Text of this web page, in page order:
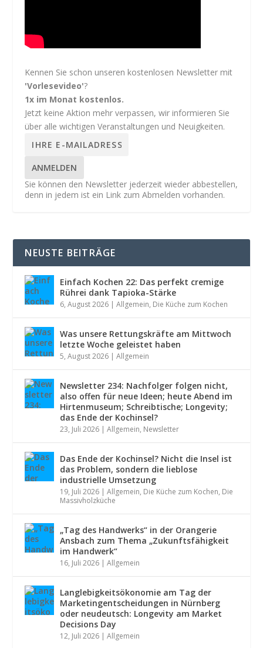
Kennen Sie schon unseren kostenlosen Newsletter mit
'Vorlesevideo'?
1x im Monat kostenlos.
Jetzt keine Aktion mehr verpassen, wir informieren Sie
über alle wichtigen Veranstaltungen und Neuigkeiten.
ANMELDEN
Sie können den Newsletter jederzeit wieder abbestellen,
denn in jedem ist ein Link zum Abmelden vorhanden.
NEUSTE BEITRÄGE
Einfach Kochen 22: Das perfekt cremige
Rührei dank Tapioka-Stärke
6, August 2026 |Allgemein, Die Küche zum Kochen
Was unsere Rettungskräfte am Mittwoch
letzte Woche geleistet haben
5, August 2026 |Allgemein
Newsletter 234: Nachfolger folgen nicht,
also offen für neue Ideen; heute Abend im
Hirtenmuseum; Schreibtische; Longevity;
das Ende der Kochinsel?
23, Juli 2026 |Allgemein, Newsletter
Das Ende der Kochinsel? Nicht die Insel ist
das Problem, sondern die lieblose
industrielle Umsetzung
19, Juli 2026 |Allgemein, Die Küche zum Kochen, Die
Massivholzküche
„Tag des Handwerks“ in der Orangerie
Ansbach zum Thema „Zukunftsfähigkeit
im Handwerk“
16, Juli 2026 |Allgemein
Langlebigkeitsökonomie am Tag der
Marketingentscheidungen in Nürnberg
oder neudeutsch: Longevity am Market
Decisions Day
12, Juli 2026 |Allgemein